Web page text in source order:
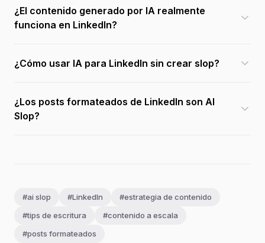
¿El contenido generado por IA realmente
funciona en LinkedIn?
¿Cómo usar IA para LinkedIn sin crear slop?
¿Los posts formateados de LinkedIn son AI
Slop?
#ai slop #LinkedIn
#estrategia de contenido
#tips de escritura
#contenido a escala
#posts formateados